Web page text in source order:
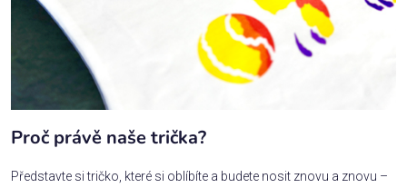
Proč právě naše trička?
Představte si tričko, které si oblíbíte a budete nosit znovu a znovu –